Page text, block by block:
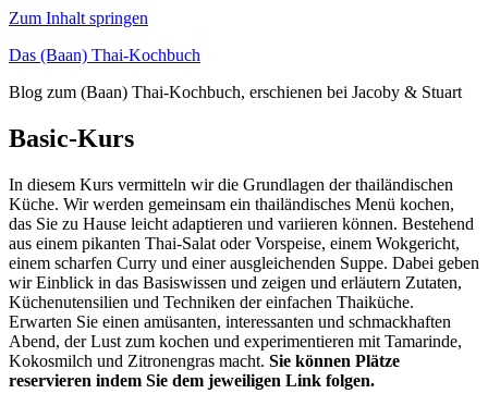
Zum Inhalt springen
Das (Baan) Thai-Kochbuch
Blog zum (Baan) Thai-Kochbuch, erschienen bei Jacoby & Stuart
Basic-Kurs
In diesem Kurs vermitteln wir die Grundlagen der thailändischen
Küche. Wir werden gemeinsam ein thailändisches Menü kochen,
das Sie zu Hause leicht adaptieren und variieren können. Bestehend
aus einem pikanten Thai-Salat oder Vorspeise, einem Wokgericht,
einem scharfen Curry und einer ausgleichenden Suppe. Dabei geben
wir Einblick in das Basiswissen und zeigen und erläutern Zutaten,
Küchenutensilien und Techniken der einfachen Thaiküche.
Erwarten Sie einen amüsanten, interessanten und schmackhaften
Abend, der Lust zum kochen und experimentieren mit Tamarinde,
Kokosmilch und Zitronengras macht. Sie können Plätze
reservieren indem Sie dem jeweiligen Link folgen.